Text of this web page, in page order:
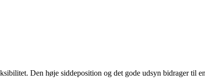
Den høje siddeposition og det gode udsyn bidrager til